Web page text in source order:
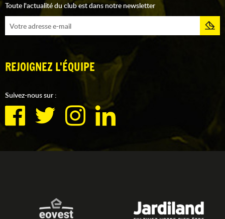
Toute l'actualité du club est dans notre newsletter
REJOIGNEZ L'ÉQUIPE
Suivez-nous sur :